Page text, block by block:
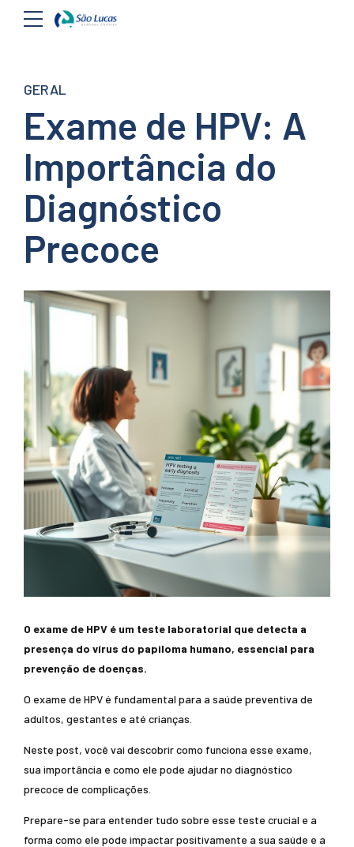
GERAL
Exame de HPV: A
Importância do
Diagnóstico
Precoce
O exame de HPV é um teste laboratorial que detecta a
presença do vírus do papiloma humano, essencial para
prevenção de doenças.
O exame de HPV é fundamental para a saúde preventiva de
adultos, gestantes e até crianças.
Neste post, você vai descobrir como funciona esse exame,
sua importância e como ele pode ajudar no diagnóstico
precoce de complicações.
Prepare-se para entender tudo sobre esse teste crucial e a
forma como ele pode impactar positivamente a sua saúde e a